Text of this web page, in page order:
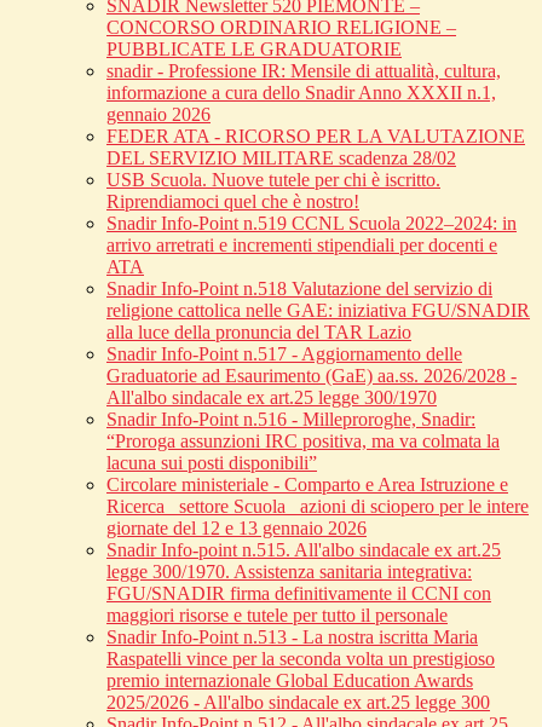
SNADIR Newsletter 520 PIEMONTE –
CONCORSO ORDINARIO RELIGIONE –
PUBBLICATE LE GRADUATORIE
snadir - Professione IR: Mensile di attualità, cultura,
informazione a cura dello Snadir Anno XXXII n.1,
gennaio 2026
FEDER ATA - RICORSO PER LA VALUTAZIONE
DEL SERVIZIO MILITARE scadenza 28/02
USB Scuola. Nuove tutele per chi è iscritto.
Riprendiamoci quel che è nostro!
Snadir Info-Point n.519 CCNL Scuola 2022–2024: in
arrivo arretrati e incrementi stipendiali per docenti e
ATA
Snadir Info-Point n.518 Valutazione del servizio di
religione cattolica nelle GAE: iniziativa FGU/SNADIR
alla luce della pronuncia del TAR Lazio
Snadir Info-Point n.517 - Aggiornamento delle
Graduatorie ad Esaurimento (GaE) aa.ss. 2026/2028 -
All'albo sindacale ex art.25 legge 300/1970
Snadir Info-Point n.516 - Milleproroghe, Snadir:
“Proroga assunzioni IRC positiva, ma va colmata la
lacuna sui posti disponibili”
Circolare ministeriale - Comparto e Area Istruzione e
Ricerca_ settore Scuola_ azioni di sciopero per le intere
giornate del 12 e 13 gennaio 2026
Snadir Info-point n.515. All'albo sindacale ex art.25
legge 300/1970. Assistenza sanitaria integrativa:
FGU/SNADIR firma definitivamente il CCNI con
maggiori risorse e tutele per tutto il personale
Snadir Info-Point n.513 - La nostra iscritta Maria
Raspatelli vince per la seconda volta un prestigioso
premio internazionale Global Education Awards
2025/2026 - All'albo sindacale ex art.25 legge 300